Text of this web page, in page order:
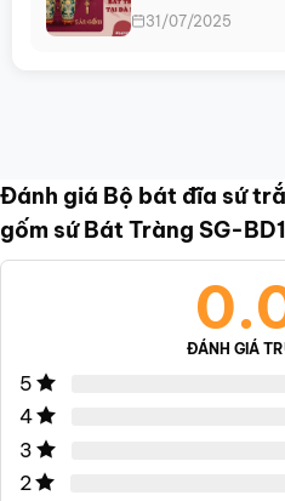
31/07/2025
Đánh giá Bộ bát đĩa sứ
gốm sứ Bát Tràng SG-
ĐÁNH GIÁ
5
4
3
2